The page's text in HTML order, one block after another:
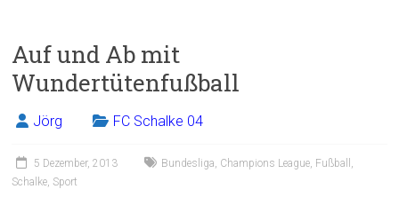
Auf und Ab mit
Wundertütenfußball
Jörg FC Schalke 04
5 Dezember, 2013 Bundesliga, Champions League, Fußball ,
Schalke, Sport